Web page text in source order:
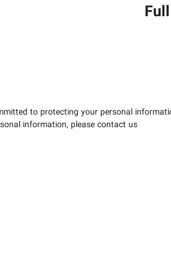
to protecting your personal
information, please contact us